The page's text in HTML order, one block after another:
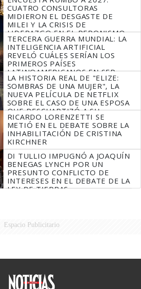
CUATRO CONSULTORAS
MIDIERON EL DESGASTE DE
MILEI Y LA CRISIS DE
LIDERAZGO EN EL PERONISMO
TERCERA GUERRA MUNDIAL: LA
INTELIGENCIA ARTIFICIAL
REVELÓ CUÁLES SERÍAN LOS
PRIMEROS PAÍSES
LATINOAMERICANOS EN SER
DERROTADOS
LA HISTORIA REAL DE "ELIZE:
SOMBRAS DE UNA MUJER", LA
NUEVA PELÍCULA DE NETFLIX
SOBRE EL CASO DE UNA ESPOSA
QUE DESCUARTIZÓ A SU
MARIDO
RICARDO LORENZETTI SE
METIÓ EN EL DEBATE SOBRE LA
INHABILITACIÓN DE CRISTINA
KIRCHNER
DI TULLIO IMPUGNÓ A JOAQUÍN
BENEGAS LYNCH POR UN
PRESUNTO CONFLICTO DE
INTERESES EN EL DEBATE DE LA
LEY DE TIERRAS
Espacio Publicitario